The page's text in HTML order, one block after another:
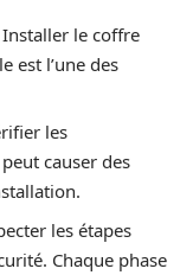
Installer le coffre
est l’une des
les
causer des
les étapes
Chaque phase